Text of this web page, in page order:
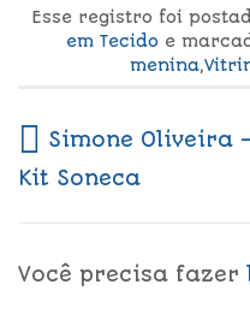
Esse registro foi
em Tecido e
menina,
Simone Oliveira
Kit Soneca
Você precisa fazer